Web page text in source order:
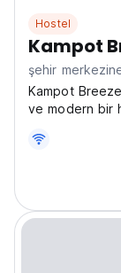
Hostel
Kampot
şehir
Kampot
ve modern bir
tarlalarını ve
hostellerden